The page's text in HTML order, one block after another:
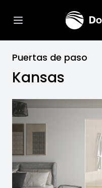
Puertas de paso
Kansas